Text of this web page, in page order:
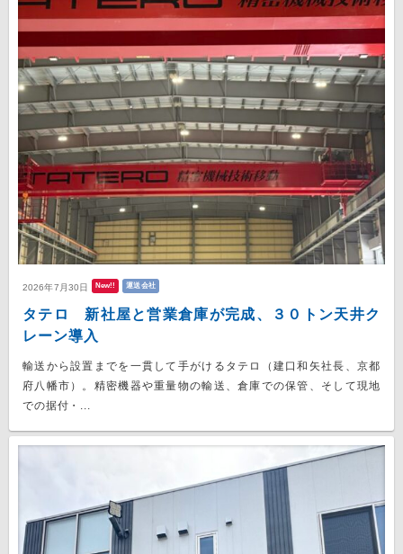
2026年7月30日 New!! 運送会社
タテロ 新社屋と営業倉庫が完成、３０トン天井ク
レーン導入
輸送から設置までを一貫して手がけるタテロ（建口和矢社長、京都
府八幡市）。精密機器や重量物の輸送、倉庫での保管、そして現地
での据付・...